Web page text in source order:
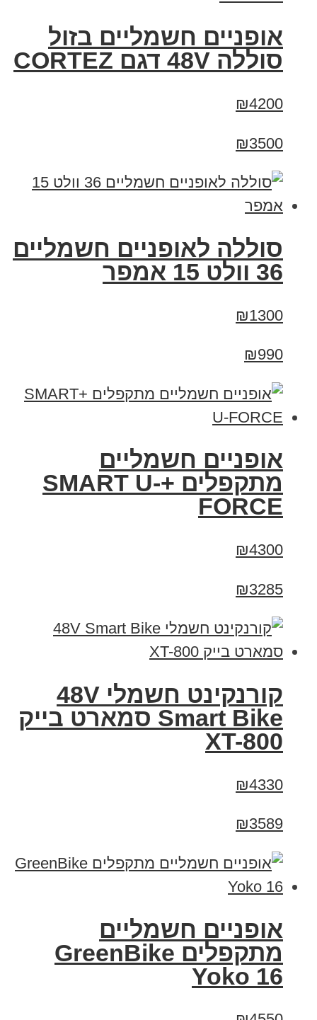
אופניים חשמליים בזול
סוללה 48V דגם CORTEZ
₪4200
₪3500
סוללה לאופניים חשמליים
36 וולט 15 אמפר
₪1300
₪990
אופניים חשמליים
מתקפלים +SMART U-
FORCE
₪4300
₪3285
קורנקינט חשמלי 48V
Smart Bike סמארט בייק
XT-800
₪4330
₪3589
‏אופניים חשמליים
‏מתקפלים GreenBike
Yoko 16